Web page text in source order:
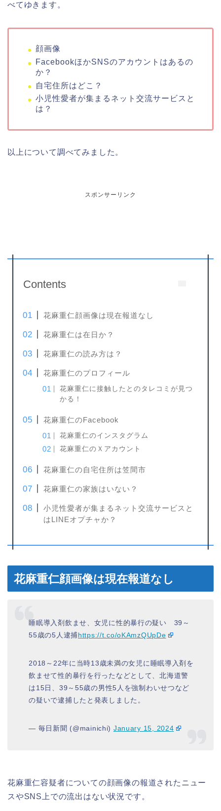
べてゆきます。
顔画像
FacebookほかSNSのアカウントはあるの
か？
自宅住所はどこ？
小児性愛者が集まるネット交流サービスと
は？
以上について調べてみました。
スポンサーリンク
Contents
花麻重仁顔画像は現在報道なし
花麻重仁は在日か？
花麻重仁の読み方は？
花麻重仁のプロフィール
花麻重仁に接触したとのタレコミが見つ
かる！
花麻重仁のFacebook
花麻重仁のインスタグラム
花麻重仁のＸアカウント
花麻重仁の自宅住所は笠間市
花麻重仁の家族はいない？
小児性愛者が集まるネット交流サービスと
はLINEオプチャか？
花麻重仁顔画像は現在報道なし
睡眠導入剤飲ませ、女児に性的暴行の疑い 39～
55歳の5人逮捕https://t.co/oKAmzQUpDe
2018～22年に当時13歳未満の女児に睡眠導入剤を
飲ませて性的暴行を行ったなどとして、北海道警
は15日、39～55歳の男性5人を強制わいせつなど
の疑いで逮捕したと発表しました。
— 毎日新聞 (@mainichi) January 15, 2024
花麻重仁容疑者についての顔画像の報道されたニュー
スやSNS上での流出はない状況です。